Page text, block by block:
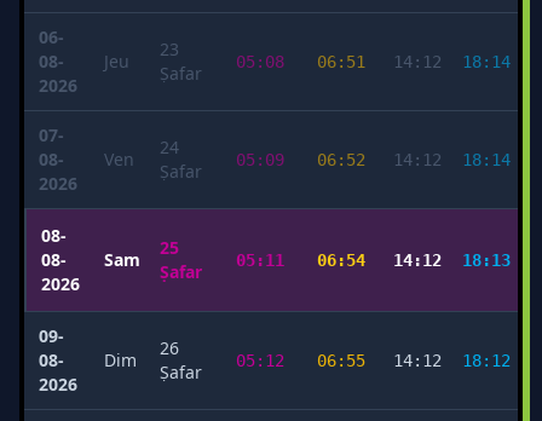
06-
08-
2026
Jeu
23
Ṣafar
05:08 06:51 14:12 18:14
07-
08-
2026
Ven
24
Ṣafar
05:09 06:52 14:12 18:14
08-
08-
2026
Sam
25
Ṣafar
05:11 06:54 14:12 18:13
09-
08-
2026
Dim
26
Ṣafar
05:12 06:55 14:12 18:12